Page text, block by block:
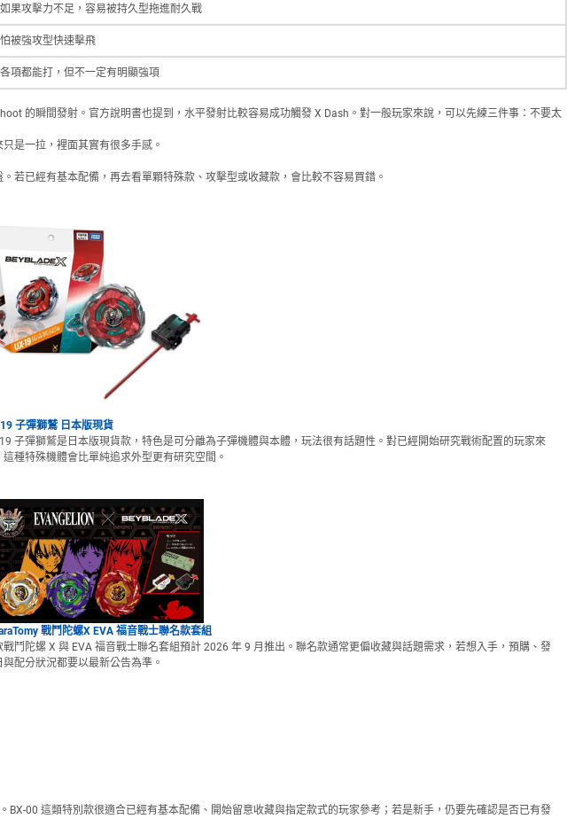
如果攻擊力不足，容易被持久型拖進耐久戰
怕被強攻型快速擊飛
各項都能打，但不一定有明顯強項
的瞬間發射。官方說明書也提到，水平發射比較容易成功觸發 X Dash。對一般玩家來說，可以先練三件事：不要太
是一拉，裡面其實有很多手感。
若已經有基本配備，再去看單顆特殊款、攻擊型或收藏款，會比較不容易買錯。
子彈獅鷲 日本版現貨
子彈獅鷲是日本版現貨款，特色是可分離為子彈機體與本體，玩法很有話題性。對已經開始研究戰術配置的玩家來
這種特殊機體會比單純追求外型更有研究空間。
戰鬥陀螺X EVA 福音戰士聯名款套組
戰鬥陀螺 X 與 EVA 福音戰士聯名套組預計 2026 年 9 月推出。聯名款通常更偏收藏與話題需求，若想入手，預購、發
與配分狀況都要以最新公告為準。
BX-00 這類特別款很適合已經有基本配備、開始留意收藏與指定款式的玩家參考；若是新手，仍要先確認是否已有發